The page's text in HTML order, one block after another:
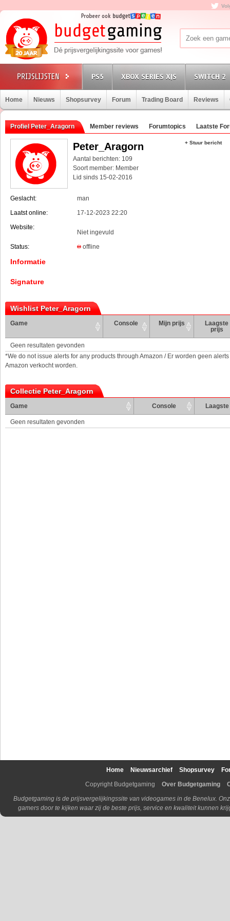
PS5 XBOX SERIES X|S SWITCH 2
Home Nieuws Shopsurvey Forum Trading Board Reviews
Profiel Peter_Aragorn Member reviews Forumtopics Laatste
Peter_Aragorn
Aantal berichten: 109
Soort member: Member
Lid sinds 15-02-2016
Geslacht:
man
Laatst online:
17-12-2023 22:20
Website:
Niet ingevuld
Status:
offline
Informatie
Signature
+ Stuur bericht
Wishlist Peter_Aragorn
Game Console Mijn prijs
Laagste
prijs
Geen resultaten gevonden
*We do not issue alerts for any products through Amazon / Er worden geen
Amazon verkocht worden.
Collectie Peter_Aragorn
Game Console
Geen resultaten gevonden
Home Nieuwsarchief Shopsurvey
Copyright Budgetgaming
Over Budgetgaming
Budgetgaming is de prijsvergelijkingssite van videogames in de Benelux.
gamers door te kijken waar zij de beste prijs, service en kwaliteit kunnen